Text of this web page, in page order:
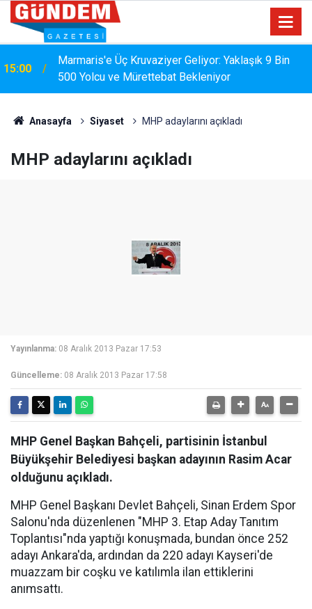
14:17
MARMARİS'TE DERELERDE TEMİZLİK
SEFERBERLİĞİ
Anasayfa Siyaset MHP adaylarını açıkladı
MHP adaylarını açıkladı
Yayınlanma: 08 Aralık 2013 Pazar 17:53
Güncelleme: 08 Aralık 2013 Pazar 17:58
MHP Genel Başkan Bahçeli, partisinin İstanbul
Büyükşehir Belediyesi başkan adayının Rasim Acar
olduğunu açıkladı.
MHP Genel Başkanı Devlet Bahçeli, Sinan Erdem Spor
Salonu'nda düzenlenen "MHP 3. Etap Aday Tanıtım
Toplantısı"nda yaptığı konuşmada, bundan önce 252
adayı Ankara'da, ardından da 220 adayı Kayseri'de
muazzam bir coşku ve katılımla ilan ettiklerini
anımsattı.